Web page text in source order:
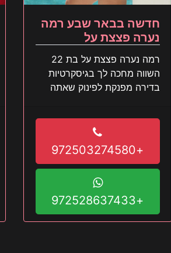
חדשה בבאר שבע רמה
נערה פצצת על
רמה נערה פצצת על בת 22
השווה מחכה לך בגיסקרטיות
בדירה מפנקת לפינוק שאתה
+972503274580
+972528637433